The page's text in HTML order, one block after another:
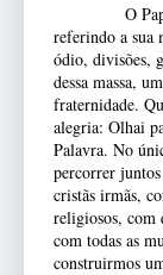
O Papa
referindo a sua
ódio, divisões,
dessa massa,
fraternidade.
alegria: Olhai
Palavra. No
percorrer
cristãs irmãs,
religiosos, com
com todas as
construirmos